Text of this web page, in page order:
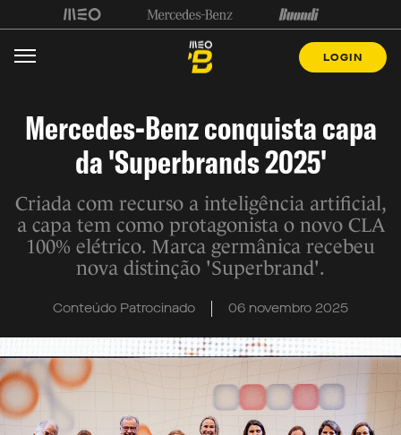
LOGIN
Mercedes-Benz conquista capa
da 'Superbrands 2025'
Criada com recurso a inteligência artificial,
a capa tem como protagonista o novo CLA
100% elétrico. Marca germânica recebeu
nova distinção 'Superbrand'.
Conteúdo Patrocinado 06 novembro 2025